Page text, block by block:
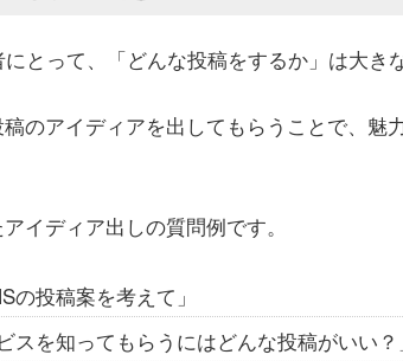
とって、「どんな投稿をするか」は大き
のアイディアを出してもらうことで、魅
イディア出しの質問例です。
の投稿案を考えて」
スを知ってもらうにはどんな投稿がいい？